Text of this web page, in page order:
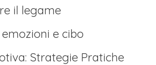
il legame
e cibo
Strategie Pratiche